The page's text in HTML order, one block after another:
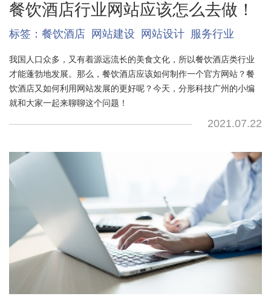
餐饮酒店行业网站应该怎么去做！
标签： 餐饮酒店 网站建设 网站设计 服务行业
我国人口众多，又有着源远流长的美食文化，所以餐饮酒店类行业
才能蓬勃地发展。那么，餐饮酒店应该如何制作一个官方网站？餐
饮酒店又如何利用网站发展的更好呢？今天，分形科技广州的小编
就和大家一起来聊聊这个问题！
2021.07.22